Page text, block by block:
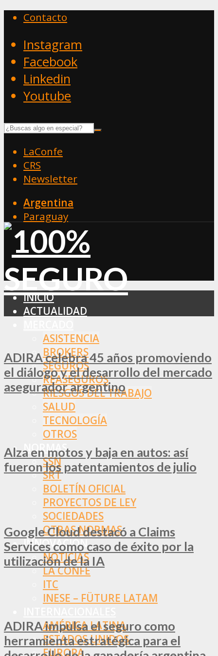
Contacto
Instagram
Facebook
Linkedin
Youtube
LaConfe
CRS
Newsletter
Argentina
Paraguay
INICIO
ACTUALIDAD
ASISTENCIA
BROKERS
SEGUROS
REASEGUROS
RIESGOS DEL TRABAJO
SALUD
TECNOLOGÍA
OTROS
NORMAS
SSN
SRT
BOLETÍN OFICIAL
PROYECTOS DE LEY
SOCIEDADES
OTRAS NORMAS
INNOVACIÓN
NOTICIAS
LA CONFE
ITC
INESE – FÜTURE LATAM
AMÉRICA LATINA
ESTADOS UNIDOS
EUROPA
ADIRA celebra 45 años promoviendo
el diálogo y el desarrollo del mercado
asegurador argentino
Alza en motos y baja en autos: así
fueron los patentamientos de julio
Google Cloud destacó a Claims
Services como caso de éxito por la
utilización de la IA
ADIRA impulsa el seguro como
herramienta estratégica para el